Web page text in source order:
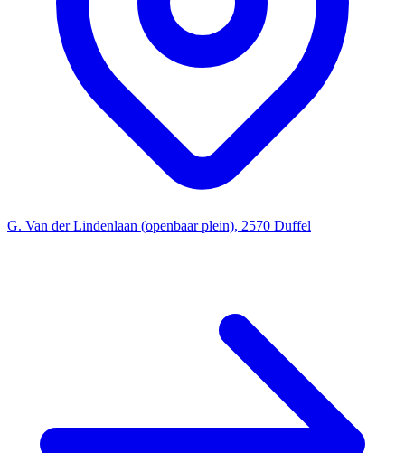
G. Van der Lindenlaan (openbaar plein), 2570 Duffel